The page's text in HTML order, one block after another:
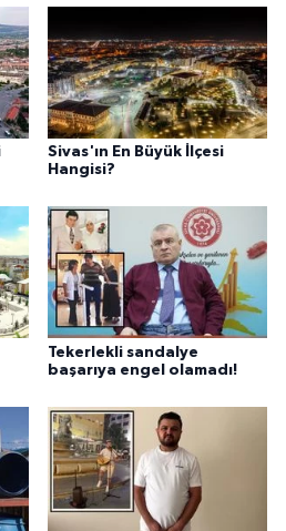
Sivas'ın En Büyük İlçesi
Hangisi?
Tekerlekli sandalye
başarıya engel olamadı!